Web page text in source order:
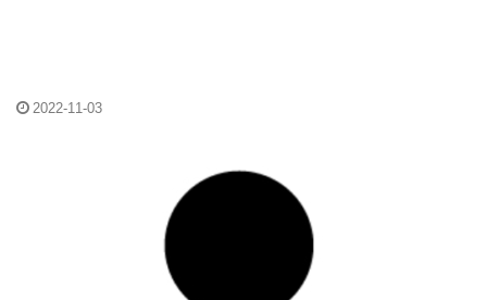
2022-11-03